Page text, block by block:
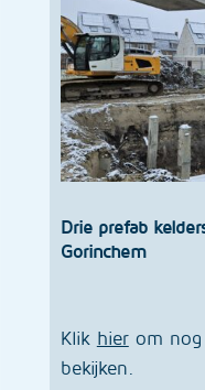
Drie prefab
Gorinchem
Klik hierom nog
bekijken.